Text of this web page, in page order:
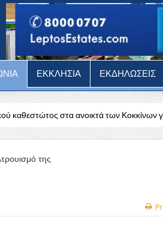
ΕΚΚΛΗΣΙΑ ΕΚΔΗΛΩΣΕΙΣ
των Κοκκίνων για εορτασμούς Τ/κ